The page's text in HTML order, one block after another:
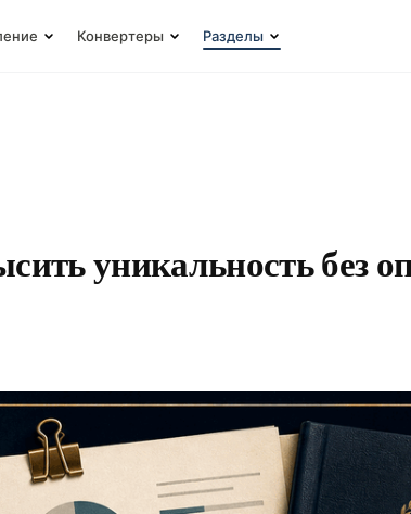
Конвертеры Разделы
уникальность без